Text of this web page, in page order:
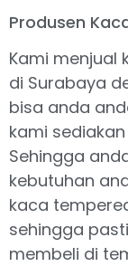
Produsen
Kami menjual
di Surabaya
bisa anda
kami
Sehingga
kebutuhan
kaca
sehingga
membeli di